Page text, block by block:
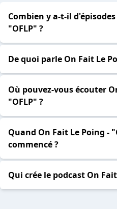
Combien y a-t-il
"OFLP" ?
De quoi parle On Fait Le
Où pouvez-vous écouter
"OFLP" ?
Quand On Fait Le Poing -
commencé ?
Qui crée le podcast On